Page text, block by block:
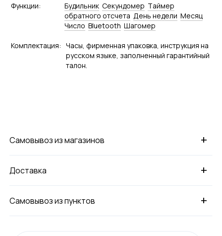
Функции: Будильник Секундомер Tаймер
обратного отсчета День недели Месяц
Число Bluetooth Шагомер
Комплектация: Часы, фирменная упаковка, инструкция на
русском языке, заполненный гарантийный
талон.
+
Самовывоз из магазинов
+
Доставка
+
Самовывоз из пунктов